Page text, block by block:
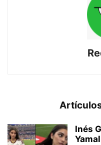
Inés